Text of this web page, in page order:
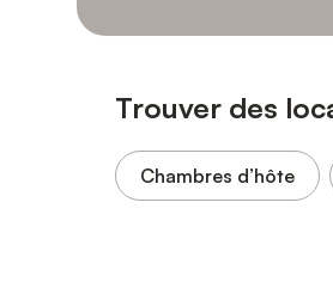
Trouver des
Chambres d’hôte